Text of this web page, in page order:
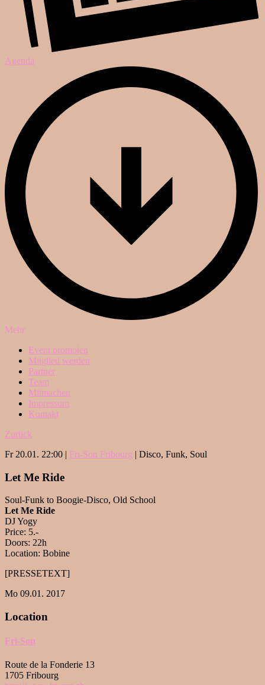
Agenda
Mehr
Event promoten
Mitglied werden
Partner
Team
Mitmachen
Impressum
Kontakt
Zurück
Fr 20.01. 22:00 | Fri-Son Fribourg | Disco, Funk, Soul
Let Me Ride
Soul-Funk to Boogie-Disco, Old School
Let Me Ride
DJ Yogy
Price: 5.-
Doors: 22h
Location: Bobine
[PRESSETEXT]
Mo 09.01. 2017
Location
Fri-Son
Route de la Fonderie 13
1705 Fribourg